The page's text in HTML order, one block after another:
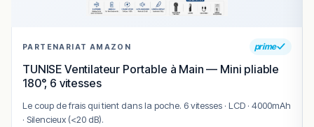
PARTENARIAT AMAZON prime
TUNISE Ventilateur Portable à Main — Mini pliable
180°, 6 vitesses
Le coup de frais qui tient dans la poche. 6 vitesses · LCD · 4000mAh
· Silencieux (<20 dB).